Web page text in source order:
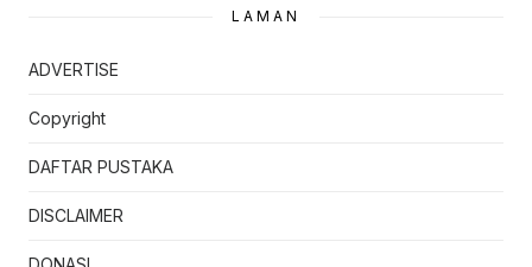
LAMAN
ADVERTISE
Copyright
DAFTAR PUSTAKA
DISCLAIMER